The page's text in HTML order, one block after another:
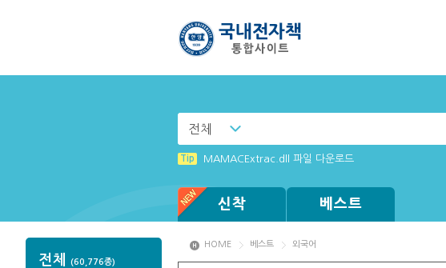
전체
Tip MAMACExtrac.dll 파일 다운로드
Tip (뷰어:북플레이어를 설치했는데) 전자책이 열리지 않아요.
신착 베스트
전체 (60,776종)
HOME 베스트 외국어